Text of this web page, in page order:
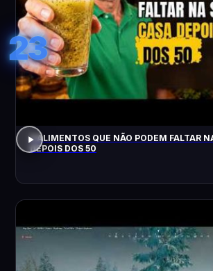
23
3 ALIMENTOS QUE NÃO PODEM FALTAR
DEPOIS DOS 50